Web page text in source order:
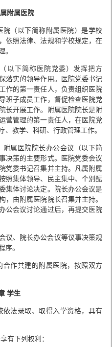
附属医院
院（以下简称附属医院）是学校
依照法律、法规和学校规定，在
。
以下简称医院党委）发挥把方
落实的领导作用。医院党委书记
作的第一责任人，负责组织医院
班子成员工作，督促检查医院党
长开展工作。附属医院院长是附
营管理的第一责任人，在医院党
教学、科研、行政管理工作。
附属医院院长办公会议（以下简
决策的主要形式。医院党委会议
党委书记召集并主持。凡属附属
照集体领导、民主集中、个别酝
集体讨论决定。院长办公会议是
，由附属医院院长召集并主持。
公会议讨论通过后，再提交医院
议、院长办公会议等议事决策规
序。
合作共建的附属医院，按照双方
学生
依法录取、取得入学资格，具有
有下列权利：